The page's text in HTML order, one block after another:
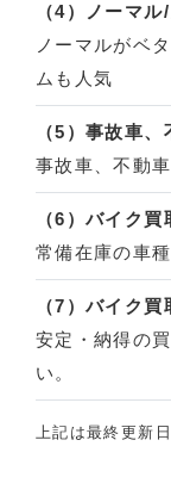
（4）ノーマ
ノーマルがベ
ムも人気
（5）事故車
事故車、不動
（6）バイク
常備在庫の車
（7）バイク
安定・納得の
い。
上記は最終更新